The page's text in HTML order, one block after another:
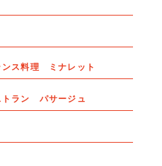
ス料理 ミナレット
ラン パサージュ